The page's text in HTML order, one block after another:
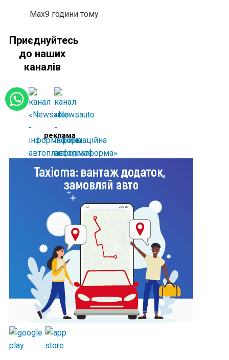
Max9 години тому
Приєднуйтесь
до наших
каналів
реклама